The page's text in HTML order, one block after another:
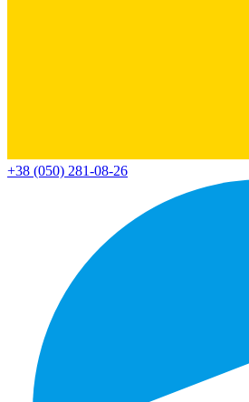
+38 (050) 281-08-26